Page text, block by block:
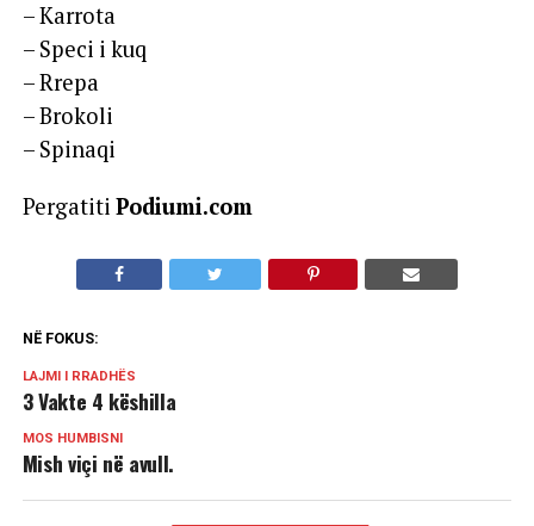
– Karrota
– Speci i kuq
– Rrepa
– Brokoli
– Spinaqi
Pergatiti Podiumi.com
NË FOKUS:
LAJMI I RRADHËS
3 Vakte 4 këshilla
MOS HUMBISNI
Mish viçi në avull.